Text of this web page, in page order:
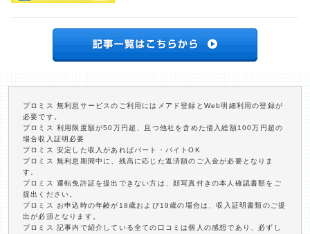
プロミス 無利息サービスのご利用にはメアド登録とWeb明細利用の登録が
必要です。
プロミス 利用限度額が50万円超、且つ他社を含めた借入総額100万円超の
場合収入証明必要
プロミス 安定した収入があればパート・バイトOK
プロミス 無利息期間中に、残高に応じた返済額のご入金が必要となりま
す。
プロミス 運転免許証を提出できない方は、顔写真付きの本人確認書類をご
提出ください。
プロミス お申込時の年齢が18歳および19歳の場合は、収入証明書類のご提
出が必須となります。
プロミス 記事内で紹介している全ての口コミは個人の感想であり、必ずし